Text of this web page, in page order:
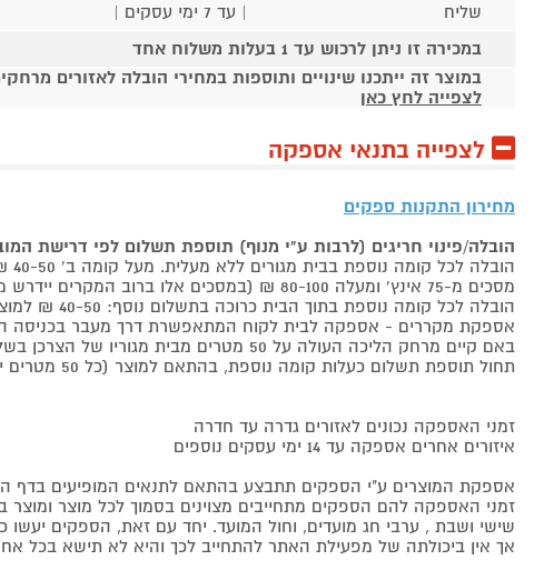
שליח
| עד 7 ימי עסקים |
במכירה זו ניתן לרכוש עד 1 בעלות משלוח אחד
במוצר זה ייתכנו שינויים ותוספות במחירי הובלה לאזורים
לצפייה לחץ כאן
לצפייה בתנאי אספקה
מחירון התקנות ספקים
הובלה/פינוי חריגים (לרבות ע"י מנוף) תוספת תשלום לפי דרישת
הובלה לכל קומה נוספת בבית מגורים ללא מעלית. מעל קומה ב' 40-50 ₪ למוצר לבן, 60-80 ₪ למקרר/מקפיא, מסכים עד 65 אינץ' בין 50-80 ₪
מסכים מ-75 אינץ' ומעלה 80-100 ₪ (במסכים אלו ברוב המקרים יידרש מנוף ותחול הוראת הובלה חריגה שלעיל. אם לא יידרש מנוף תחול תוספת הקומות כבר מהקומה הראשונה)
הובלה לכל קומה נוספת בתוך הבית כרוכה בתשלום נוסף: 40-50 ₪ למוצר לבן, 60-80 ₪ למקרר/מקפיא, מסכים עד 65 אינץ' בין 50-80 ₪, מסכים מ-75 אינץ' ומעלה 80-100 ₪.
אספקת מקררים - אספקה לבית לקוח המתאפשרת דרך מעבר בכניסה הראשית עד
באם קיים מרחק הליכה העולה על 50 מטרים מבית מגוריו של הצרכן בשל חניה מרוחקת או חוסר גישה לביתו,
תחול תוספת תשלום כעלות קומה נוספת, בהתאם למוצר (כל 50 מטרים יחשבו כקומה נוספת).
זמני האספקה נכונים לאזורים גדרה עד חדרה
איזורים אחרים אספקה עד 14 ימי עסקים נוספים
אספקת המוצרים ע"י הספקים תתבצע בהתאם לתנאים המופיעים בדף
זמני האספקה להם הספקים מתחייבים מצוינים בסמוך לכל מוצר
שישי ושבת , ערבי חג מועדים, וחול המועד. יחד עם זאת, הספקים
אך אין ביכולתה של מפעילת האתר להתחייב לכך והיא לא תישא בכל